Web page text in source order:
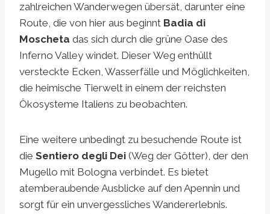
zahlreichen Wanderwegen übersät, darunter eine
Route, die von hier aus beginnt Badia di
Moscheta das sich durch die grüne Oase des
Inferno Valley windet. Dieser Weg enthüllt
versteckte Ecken, Wasserfälle und Möglichkeiten,
die heimische Tierwelt in einem der reichsten
Ökosysteme Italiens zu beobachten.
Eine weitere unbedingt zu besuchende Route ist
die Sentiero degli Dei (Weg der Götter), der den
Mugello mit Bologna verbindet. Es bietet
atemberaubende Ausblicke auf den Apennin und
sorgt für ein unvergessliches Wandererlebnis.